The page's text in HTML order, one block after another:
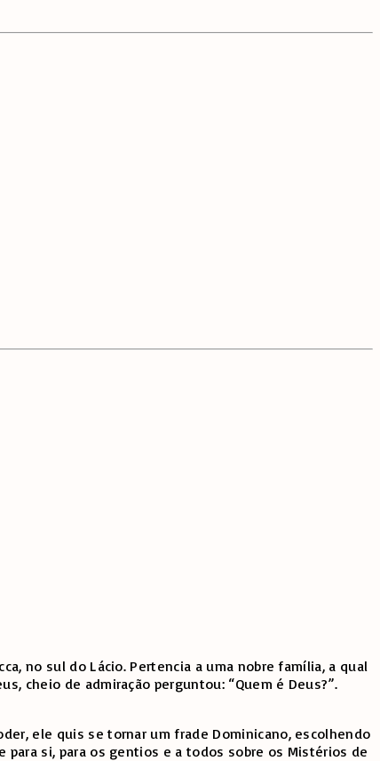
no sul do Lácio. Pertencia a uma nobre família, a qual
cheio de admiração perguntou: “Quem é Deus?”.
ele quis se tornar um frade Dominicano, escolhendo
si, para os gentios e a todos sobre os Mistérios de